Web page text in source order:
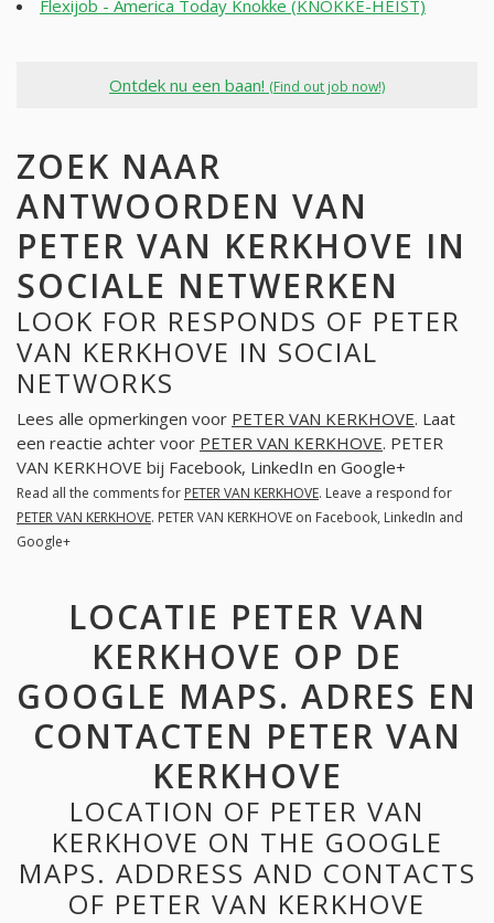
Flexijob - America Today Knokke (KNOKKE-HEIST)
Ontdek nu een baan! (Find out job now!)
ZOEK NAAR
ANTWOORDEN VAN
PETER VAN KERKHOVE IN
SOCIALE NETWERKEN
LOOK FOR RESPONDS OF PETER
VAN KERKHOVE IN SOCIAL
NETWORKS
Lees alle opmerkingen voor PETER VAN KERKHOVE. Laat
een reactie achter voor PETER VAN KERKHOVE. PETER
VAN KERKHOVE bij Facebook, LinkedIn en Google+
Read all the comments for PETER VAN KERKHOVE. Leave a respond for
PETER VAN KERKHOVE. PETER VAN KERKHOVE on Facebook, LinkedIn and
Google+
LOCATIE PETER VAN
KERKHOVE OP DE
GOOGLE MAPS. ADRES EN
CONTACTEN PETER VAN
KERKHOVE
LOCATION OF PETER VAN
KERKHOVE ON THE GOOGLE
MAPS. ADDRESS AND CONTACTS
OF PETER VAN KERKHOVE